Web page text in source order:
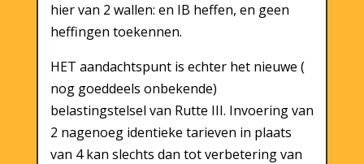
hier van 2 wallen: en IB heffen, en geen
heffingen toekennen.
HET aandachtspunt is echter het nieuwe (
nog goeddeels onbekende)
belastingstelsel van Rutte III. Invoering van
2 nagenoeg identieke tarieven in plaats
van 4 kan slechts dan tot verbetering van